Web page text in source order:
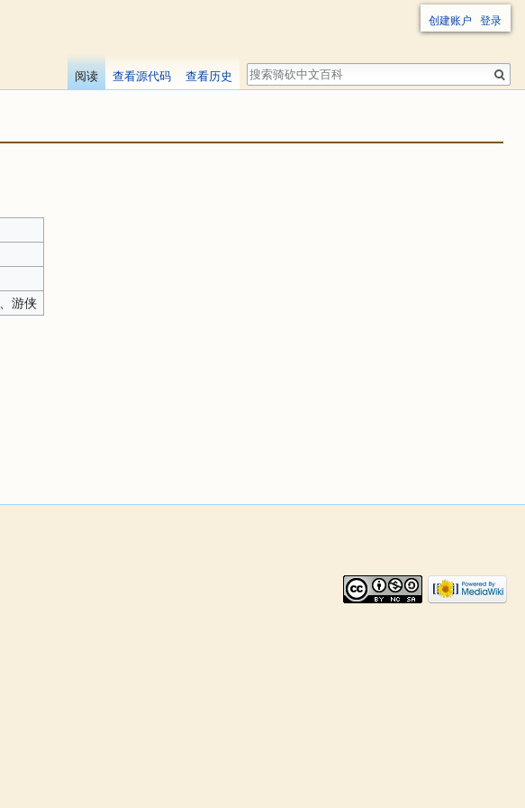
游侠
创建账户 登录
阅读 查看源代码 查看历史
搜
索